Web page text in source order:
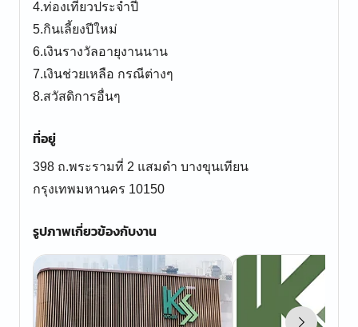
4.ท่องเที่ยวประจำปี
5.กินเลี้ยงปีใหม่
6.เงินรางวัลอายุงานนาน
7.เงินช่วยเหลือ กรณีต่างๆ
8.สวัสดิการอื่นๆ
ที่อยู่
398 ถ.พระรามที่ 2 แสมดำ บางขุนเทียน
กรุงเทพมหานคร 10150
รูปภาพเกี่ยวข้องกับงาน